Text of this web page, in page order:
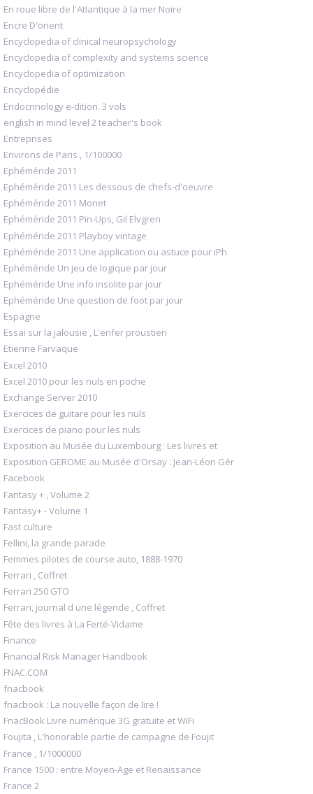
En roue libre de l'Atlantique à la mer Noire
Encre D'orient
Encyclopedia of clinical neuropsychology
Encyclopedia of complexity and systems science
Encyclopedia of optimization
Encyclopédie
Endocrinology e-dition. 3 vols
english in mind level 2 teacher's book
Entreprises
Environs de Paris , 1/100000
Ephéméride 2011
Ephéméride 2011 Les dessous de chefs-d'oeuvre
Ephéméride 2011 Monet
Ephéméride 2011 Pin-Ups, Gil Elvgren
Ephéméride 2011 Playboy vintage
Ephéméride 2011 Une application ou astuce pour iPh
Ephéméride Un jeu de logique par jour
Ephéméride Une info insolite par jour
Ephéméride Une question de foot par jour
Espagne
Essai sur la jalousie , L'enfer proustien
Etienne Farvaque
Excel 2010
Excel 2010 pour les nuls en poche
Exchange Server 2010
Exercices de guitare pour les nuls
Exercices de piano pour les nuls
Exposition au Musée du Luxembourg : Les livres et
Exposition GEROME au Musée d'Orsay : Jean-Léon Gér
Facebook
Fantasy + , Volume 2
Fantasy+ - Volume 1
Fast culture
Fellini, la grande parade
Femmes pilotes de course auto, 1888-1970
Ferrari , Coffret
Ferrari 250 GTO
Ferrari, journal d une légende , Coffret
Fête des livres à La Ferté-Vidame
Finance
Financial Risk Manager Handbook
FNAC.COM
fnacbook
fnacbook : La nouvelle façon de lire !
FnacBook Livre numérique 3G gratuite et WiFi
Foujita , L'honorable partie de campagne de Foujit
France , 1/1000000
France 1500 : entre Moyen-Age et Renaissance
France 2